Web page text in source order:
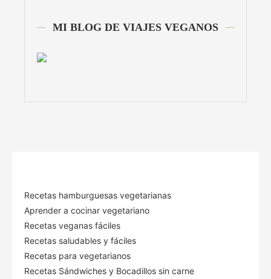
MI BLOG DE VIAJES VEGANOS
Recetas hamburguesas vegetarianas
Aprender a cocinar vegetariano
Recetas veganas fáciles
Recetas saludables y fáciles
Recetas para vegetarianos
Recetas Sándwiches y Bocadillos sin carne